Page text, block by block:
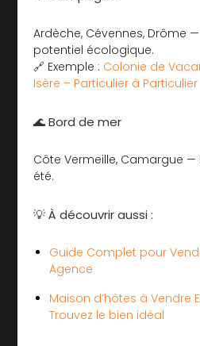
Ardèche, Cévennes, Drôme
potentiel écologique.
🔗 Exemple : Colonie de
Isère – Particulier à Particulier ️
🌊 Bord de mer
Côte Vermeille, Camargue
été.
💡 À découvrir aussi :
Guide Complet pour
Agence
Maison d’hôtes à Vendre
Trouvez le bien idéal